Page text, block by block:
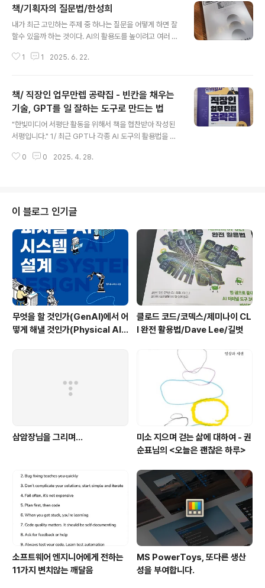
책/기획자의 질문법/한성희
내가 최근 고민하는 주제 중 하나는 질문을 어떻게 하면 잘
할수 있을까 하는 것이다. AI의 활용도를 높이려고 여러 시
와 대화를 나누며 확장하는 것이 나름 효과적이라 생각한
요 등에서 기획업무를 맡아 진행했던 한성희님이 쓴 '기획
자의 질문법'이다. 저자와 함께 일했던 전 직장 동료가 선물
로 보내왔다. 내용이 좋아서 여러권을 구매해서 구성원들
에게도 선물했다고 했다. 이틀에 걸쳐 출퇴근길에 읽었는
데, 평상시 기획과 관련된 책을 읽은 분들이라면 한번쯤 들
어봤을 내용들이 많다. 하지만 여러 내용을 실제로 적용하
1 1 2025. 6. 22.
책/ 직장인 업무만렙 공략집 - 빈칸을 채우는
기술, GPT를 일 잘하는 도구로 만드는 법
"한빛미디어 서평단 활동을 위해서 책을 협찬받아 작성된
서평입니다." 1/ 최근 GPT나 각종 AI 도구의 활용법을 다
AI도구를 활용하는 편으로 알려져 있지만, 그래도 최근 이
어에서 나온 이다. 한마디로 GPT 활용서적을 한번도 읽어
보지 않은 분들이라면 꼭 읽어보시라 권한다. AI도구는 대
충 입력하더라도 답변이 그럴 듯하게 나오기 때문에 본인
이 도구를 잘 활용하고 있는지를 여부를 잘 모를 수 있다.
자꾸 고수의 사용법을 훔쳐보며 흉내내고 나만의 사용 방
식을 찾아야 한다. 골..
0 0 2025. 4. 28.
이 블로그 인기글
무엇을 할 것인가(GenAI)에서 어
떻게 해낼 것인가(Physical AI)
클로드 코드/코덱스/제미나이 CL
I 완전 활용법/Dave Lee/길벗
삼암장님을 그리며...
미소 지으며 걷는 삶에 대하여 - 권
순표님의 <오늘은 괜찮은 하루>
소프트웨어 엔지니어에게 전하는
11가지 변치않는 깨달음
MS PowerToys, 또다른 생산
성을 부여합니다.